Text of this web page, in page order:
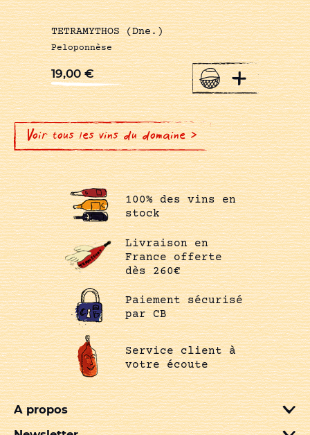
TETRAMYTHOS (Dne.)
Peloponnèse
19,00€ +
Voir tous les vins du domaine >
100% des vins en
stock
Livraison en
France offerte
dès 260€
Paiement sécurisé
par CB
Service client à
votre écoute
A propos